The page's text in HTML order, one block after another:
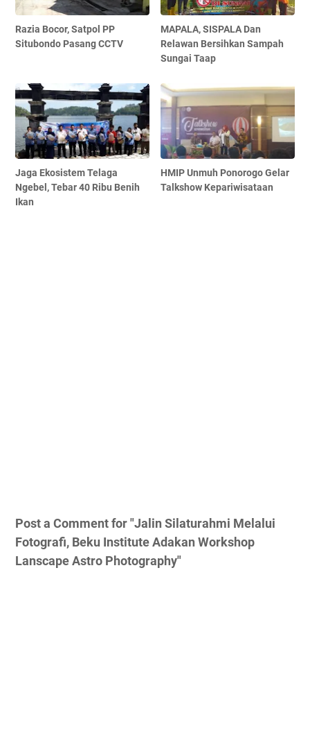
Razia Bocor, Satpol PP
Situbondo Pasang CCTV
MAPALA, SISPALA Dan
Relawan Bersihkan Sampah
Sungai Taap
Jaga Ekosistem Telaga
Ngebel, Tebar 40 Ribu Benih
Ikan
HMIP Unmuh Ponorogo Gelar
Talkshow Kepariwisataan
Post a Comment for "Jalin Silaturahmi Melalui
Fotografi, Beku Institute Adakan Workshop
Lanscape Astro Photography"